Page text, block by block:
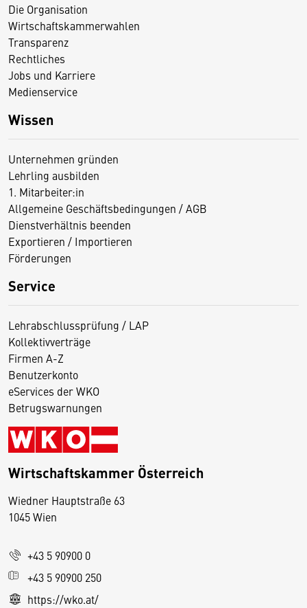
Die Organisation
Wirtschaftskammerwahlen
Transparenz
Rechtliches
Jobs und Karriere
Medienservice
Wissen
Unternehmen gründen
Lehrling ausbilden
1. Mitarbeiter:in
Allgemeine Geschäftsbedingungen / AGB
Dienstverhältnis beenden
Exportieren / Importieren
Förderungen
Service
Lehrabschlussprüfung / LAP
Kollektivverträge
Firmen A-Z
Benutzerkonto
eServices der WKO
Betrugswarnungen
Wirtschaftskammer Österreich
Wiedner Hauptstraße 63
1045 Wien
+43 5 90900 0
+43 5 90900 250
https://wko.at/
D
s
e
S